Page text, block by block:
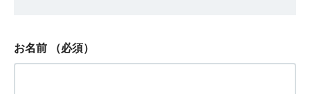
お名前 （必須）